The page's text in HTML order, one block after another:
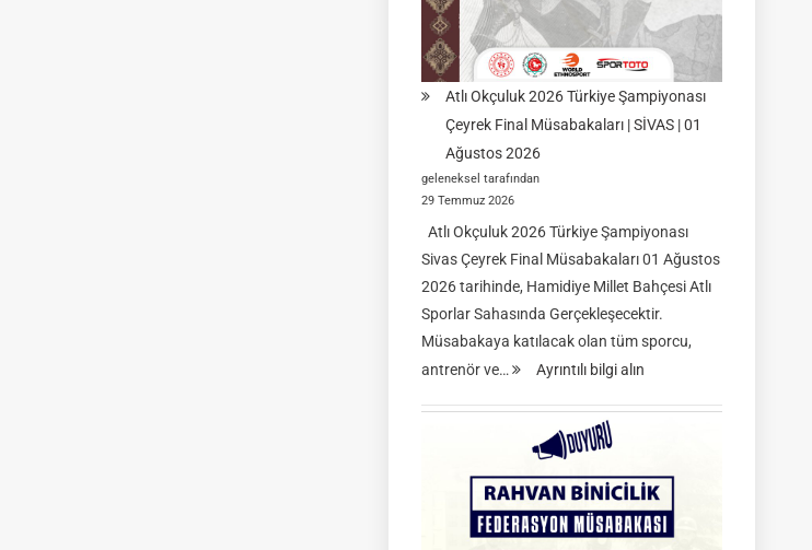
LİSTELERİ
Atlı Okçuluk 2026 Türkiye Şampiyonası
Çeyrek Final Müsabakaları | SİVAS | 01
Ağustos 2026
geleneksel tarafından
29 Temmuz 2026
Atlı Okçuluk 2026 Türkiye Şampiyonası
Sivas Çeyrek Final Müsabakaları 01 Ağustos
2026 tarihinde, Hamidiye Millet Bahçesi Atlı
Sporlar Sahasında Gerçekleşecektir.
Müsabakaya katılacak olan tüm sporcu,
antrenör ve…
Ayrıntılı bilgi alın
Türkiye
Şampiyonası
Çeyrek